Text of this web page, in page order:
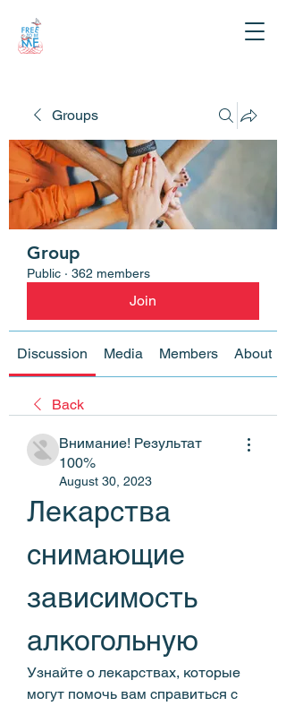
Groups
Group
Public · 362 members
Join
Discussion Media Members About
Back
Внимание! Результат
100%
August 30, 2023
Лекарства
снимающие
зависимость
алкогольную
Узнайте о лекарствах, которые
могут помочь вам справиться с